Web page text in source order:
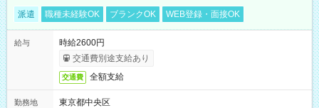
派遣 職種未経験OK ブランクOK WEB登録・面接OK
給与
時給2600円
交通費別途支給あり
交通費 全額支給
勤務地
東京都中央区